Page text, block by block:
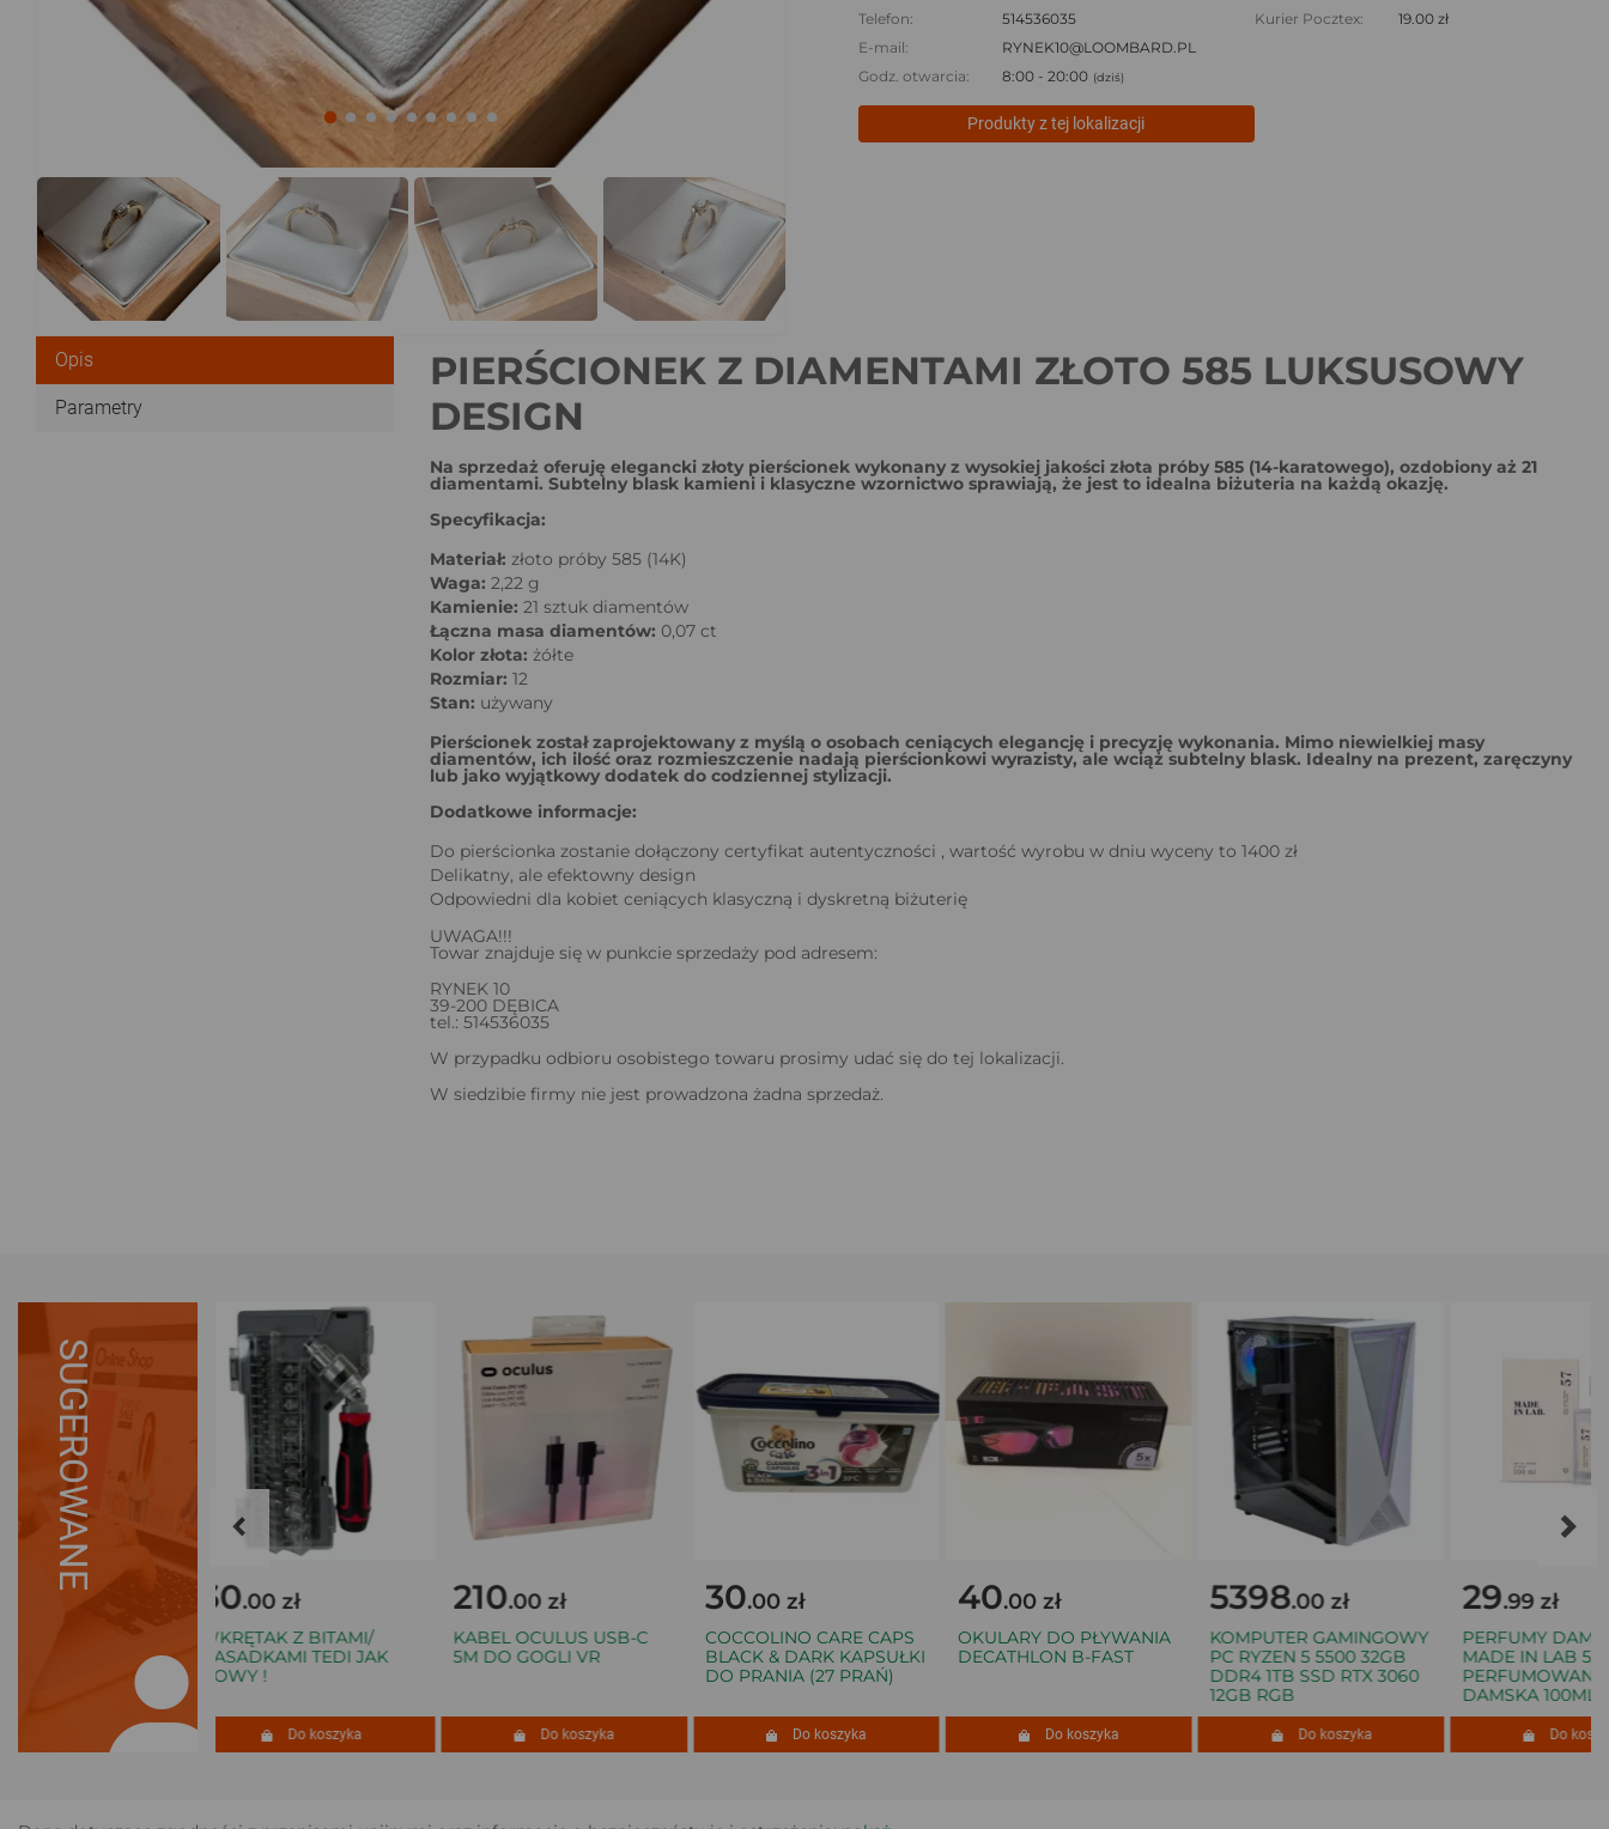
Telefon:
514536035
E-mail:
RYNEK10@LOOMBARD.PL
Godz. otwarcia:
8:00 - 20:00 (dziś)
Produkty z tej lokalizacji
Kurier Pocztex:
19.00 zł
Opis
Parametry
PIERŚCIONEK Z DIAMENTAMI ZŁOTO 585 LUKSUSOWY
DESIGN
Na sprzedaż oferuję elegancki złoty pierścionek wykonany z wysokiej jakości złota próby 585 (14-karatowego), ozdobiony aż 21
diamentami. Subtelny blask kamieni i klasyczne wzornictwo sprawiają, że jest to idealna biżuteria na każdą okazję.
Specyfikacja:
Materiał: złoto próby 585 (14K)
Waga: 2,22 g
Kamienie: 21 sztuk diamentów
Łączna masa diamentów: 0,07 ct
Kolor złota: żółte
Rozmiar: 12
Stan: używany
Pierścionek został zaprojektowany z myślą o osobach ceniących elegancję i precyzję wykonania. Mimo niewielkiej masy
diamentów, ich ilość oraz rozmieszczenie nadają pierścionkowi wyrazisty,ale wciąż subtelny blask. Idealny na prezent, zaręczyny
lub jako wyjątkowy dodatek do codziennej stylizacji.
Dodatkowe informacje:
Do pierścionka zostanie dołączony certyfikat autentyczności , wartość wyrobu w dniu wyceny to 1400 zł
Delikatny, ale efektowny design
Odpowiedni dla kobiet ceniących klasyczną i dyskretną biżuterię
UWAGA!!!
Towar znajduje się w punkcie sprzedaży pod adresem:
RYNEK 10
39-200 DĘBICA
tel.: 514536035
W przypadku odbioru osobistego towaru prosimy udać się do tej lokalizacji.
W siedzibie firmy nie jest prowadzona żadna sprzedaż.
SUGEROWANE
30.00 zł
WKRĘTAK Z BITAMI/
NASADKAMI TEDI JAK
NOWY !
Do koszyka
210.00 zł
KABEL OCULUS USB-C
5M DO GOGLI VR
Do koszyka
30.00 zł
COCCOLINO CARE CAPS
BLACK & DARK KAPSUŁKI
DO PRANIA (27 PRAŃ)
Do koszyka
40.00 zł
OKULARY DO PŁYWANIA
DECATHLON B-FAST
Do koszyka
5398.00 zł
KOMPUTER GAMINGOWY
PC RYZEN 5 5500 32GB
DDR4 1TB SSD RTX 3060
12GB RGB
Do koszyka
29.99 zł
PERFUMY DAMSKIE
MADE IN LAB 57
PERFUMOWANA
DAMSKA 100ML
Do koszyka